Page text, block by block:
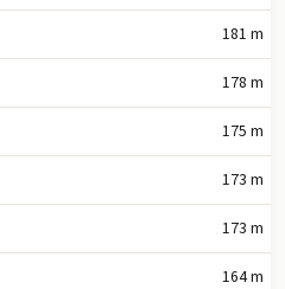
181 m
178 m
175 m
173 m
173 m
164 m